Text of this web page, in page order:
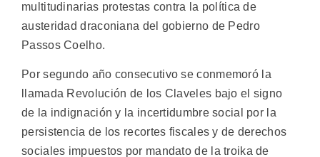
multitudinarias protestas contra la política de
austeridad draconiana del gobierno de Pedro
Passos Coelho.
Por segundo año consecutivo se conmemoró la
llamada Revolución de los Claveles bajo el signo
de la indignación y la incertidumbre social por la
persistencia de los recortes fiscales y de derechos
sociales impuestos por mandato de la troika de